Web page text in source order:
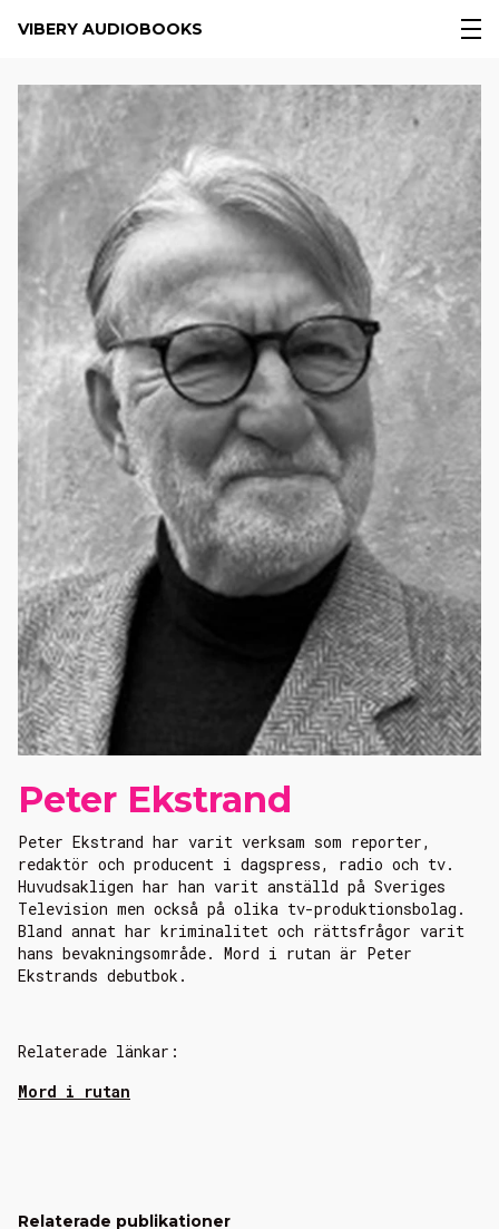
VIBERY AUDIOBOOKS
Peter Ekstrand
Peter Ekstrand har varit verksam som reporter,
redaktör och producent i dagspress, radio och tv.
Huvudsakligen har han varit anställd på Sveriges
Television men också på olika tv-produktionsbolag.
Bland annat har kriminalitet och rättsfrågor varit
hans bevakningsområde. Mord i rutan är Peter
Ekstrands debutbok.
Relaterade länkar:
Mord i rutan
Relaterade publikationer